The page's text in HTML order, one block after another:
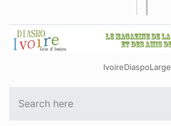
IvoireDiaspoLarge